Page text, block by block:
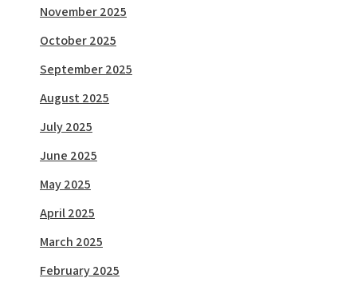
November 2025
October 2025
September 2025
August 2025
July 2025
June 2025
May 2025
April 2025
March 2025
February 2025